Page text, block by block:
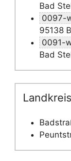
Bad
0097-
95138
0091-
Bad